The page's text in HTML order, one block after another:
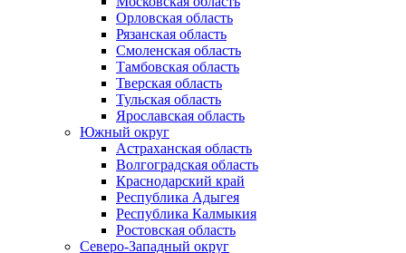
Орловская область
Рязанская область
Смоленская область
Тамбовская область
Тверская область
Тульская область
Ярославская область
Южный округ
Астраханская область
Волгоградская область
Краснодарский край
Республика Адыгея
Республика Калмыкия
Ростовская область
Северо-Западный округ